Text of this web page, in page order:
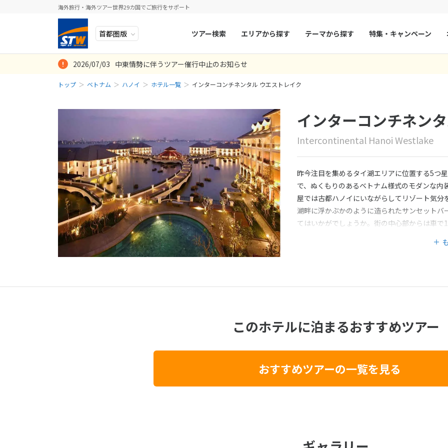
海外旅行・海外ツアー世界29カ国でご旅行をサポート
ツアー検索 エリアから探す
ヨーロッパ
中近東・トルコ
ロシア・中央アジア
アメリカ・カナダ
中南米・カリブ海
モルディブ・他インド洋
太平洋地域
オセアニア
ハワイ
イタリア
ドイツ
フランス
ベルギー
チェコ オーストリア
ポーランド
スロヴァキア アイスランド
スウェーデン
ラトビア
リトアニア ギリシャ
スロヴェニア
モンテネグロ ブルガリア
北マケドニア
ボスニア・ヘルツェゴビナ セルビア
テーマから探す
人気のテーマ
お得な旅
秋旅
年末年始
夏旅
特集・キャンペーン
2026/07/03 中東情勢に伴うツアー催行中止のお知らせ
トップ ベトナム ハノイ ホテル一覧 インターコンチネンタル ウエストレイク
インターコンチネン
Intercontinental Hanoi Westlake
昨今注目を集めるタイ湖エリアに位置する5つ
で、ぬくもりのあるベトナム様式のモダンな
屋では古都ハノイにいながらしてリゾート気分
湖畔に浮かぶかのように造られたサンセット
てはいかがでしょうか。街の中心部からは車で
このホテルに泊まるおすすめツアー
おすすめツアーの一覧を見る